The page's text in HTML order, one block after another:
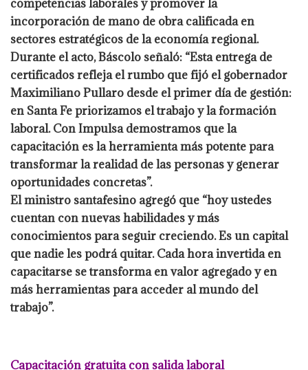
competencias laborales y promover la
incorporación de mano de obra calificada en
sectores estratégicos de la economía regional.
Durante el acto, Báscolo señaló: “Esta entrega de
certificados refleja el rumbo que fijó el gobernador
Maximiliano Pullaro desde el primer día de gestión:
en Santa Fe priorizamos el trabajo y la formación
laboral. Con Impulsa demostramos que la
capacitación es la herramienta más potente para
transformar la realidad de las personas y generar
oportunidades concretas”.
El ministro santafesino agregó que “hoy ustedes
cuentan con nuevas habilidades y más
conocimientos para seguir creciendo. Es un capital
que nadie les podrá quitar. Cada hora invertida en
capacitarse se transforma en valor agregado y en
más herramientas para acceder al mundo del
trabajo”.
Capacitación gratuita con salida laboral